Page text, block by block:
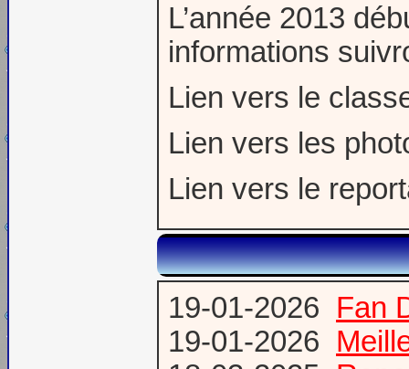
L’année 2013
informations
Lien vers le
Lien vers les
Lien vers le
19-01-2026 Fan
19-01-2026